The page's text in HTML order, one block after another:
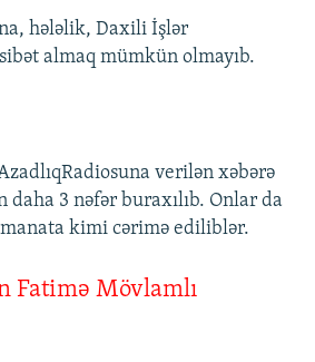
hələlik, Daxili İşlər
almaq mümkün olmayıb.
verilən xəbərə
daha 3 nəfər buraxılıb. Onlar da
kimi cərimə ediliblər.
Fatimə Mövlamlı